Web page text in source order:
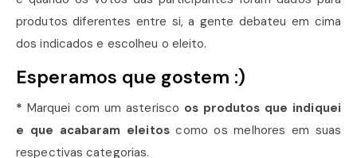
produtos diferentes entre si, a gente debateu em cima
dos indicados e escolheu o eleito.
Esperamos que gostem :)
* Marquei com um asterisco os produtos que indiquei
e que acabaram eleitoscomo os melhores em suas
respectivas categorias.